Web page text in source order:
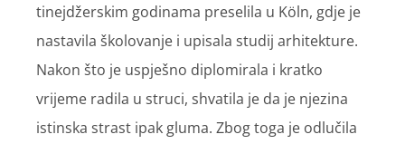
tinejdžerskim godinama preselila u Köln, gdje je
nastavila školovanje i upisala studij arhitekture.
Nakon što je uspješno diplomirala i kratko
vrijeme radila u struci, shvatila je da je njezina
istinska strast ipak gluma. Zbog toga je odlučila